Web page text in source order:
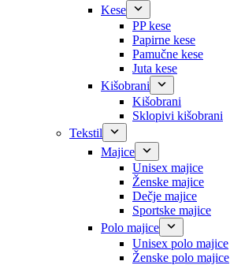
Kese
PP kese
Papirne kese
Pamučne kese
Juta kese
Kišobrani
Kišobrani
Sklopivi kišobrani
Tekstil
Majice
Unisex majice
Ženske majice
Dečje majice
Sportske majice
Polo majice
Unisex polo majice
Ženske polo majice